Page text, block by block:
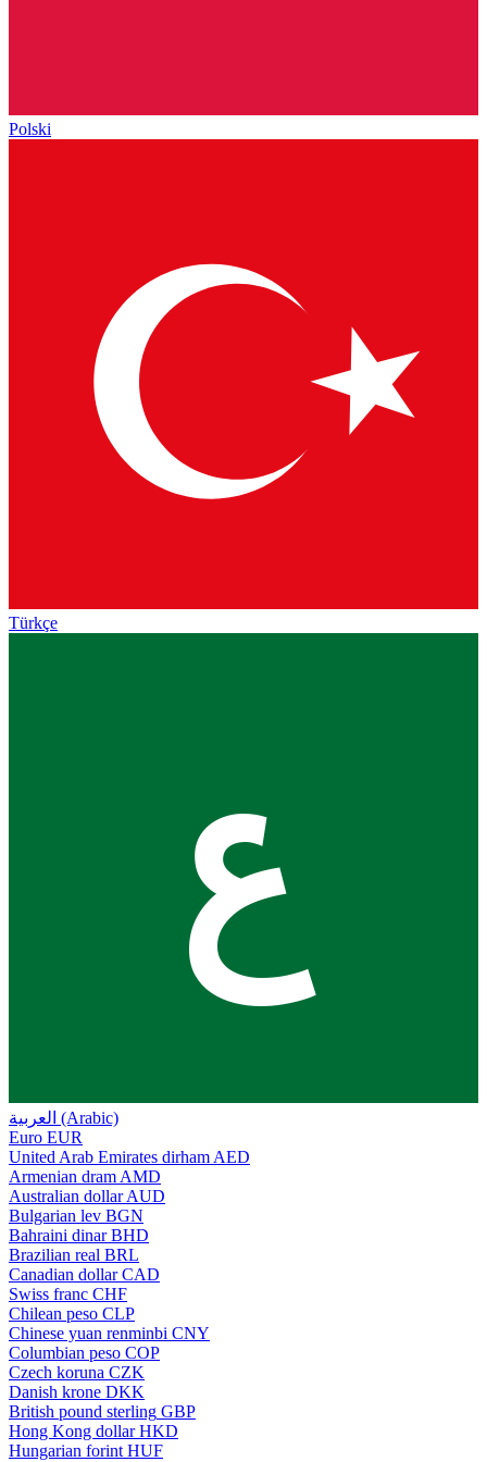
Polski
Türkçe
ع
العربية (Arabic)
Euro EUR
United Arab Emirates dirham AED
Armenian dram AMD
Australian dollar AUD
Bulgarian lev BGN
Bahraini dinar BHD
Brazilian real BRL
Canadian dollar CAD
Swiss franc CHF
Chilean peso CLP
Chinese yuan renminbi CNY
Columbian peso COP
Czech koruna CZK
Danish krone DKK
British pound sterling GBP
Hong Kong dollar HKD
Hungarian forint HUF